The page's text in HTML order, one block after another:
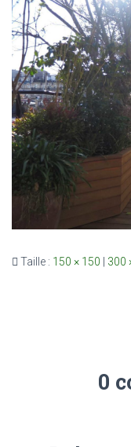
Taille : 150 × 150 | 300
0